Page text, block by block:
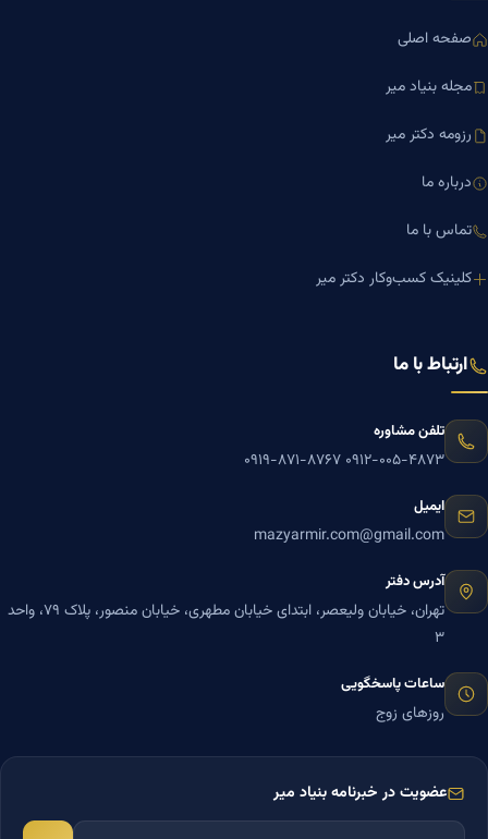
صفحه اصلی
مجله بنیاد میر
رزومه دکتر میر
درباره ما
تماس با ما
کلینیک کسب‌وکار دکتر میر
ارتباط با ما
تلفن مشاوره
۰۹۱۲-۰۰۵-۴۸۷۳ ۰۹۱۹-۸۷۱-۸۷۶۷
ایمیل
mazyarmir.com@gmail.com
آدرس دفتر
تهران، خیابان ولیعصر، ابتدای خیابان مطهری، خیابان منصور، پلاک ۷۹، واحد
۳
ساعات پاسخگویی
روزهای زوج
عضویت در خبرنامه بنیاد میر